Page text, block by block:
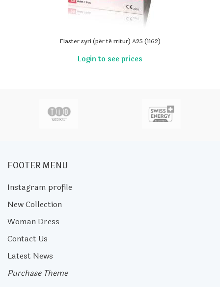
Flaster syri (për të rritur) A25 (1162)
FOOTER MENU
Instagram profile
New Collection
Woman Dress
Contact Us
Latest News
Purchase Theme